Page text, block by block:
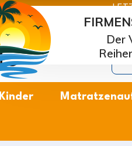
Marcapiuma|
Kinder
Der